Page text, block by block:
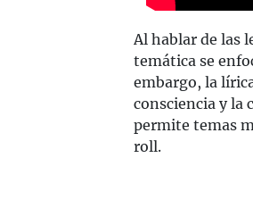
Al hablar de las
temática se
embargo, la
consciencia y la
permite temas
roll.